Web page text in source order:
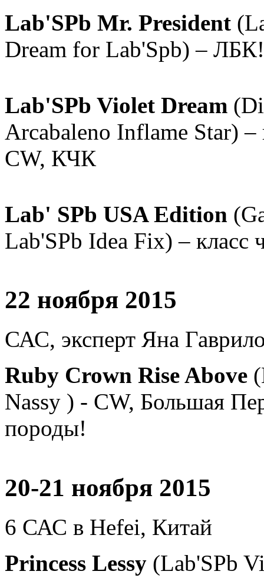
Lab'SPb Mr. President
Dream for Lab'Spb) – ЛБК!
Lab'SPb Violet Dream
Arcabaleno Inflame Star)
СW, КЧК
Lab' SPb USA Edition
Lab'SPb Idea Fix) –
22 ноября 2015
САС, эксперт Яна
Ruby Crown Rise Above
Nassy ) - CW, Большая
породы!
20-21 ноября 2015
6 САС в Hefei, Китай
Princess Lessy (Lab'SPb